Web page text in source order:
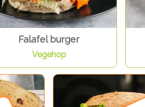
Falafel burger
Vegehop